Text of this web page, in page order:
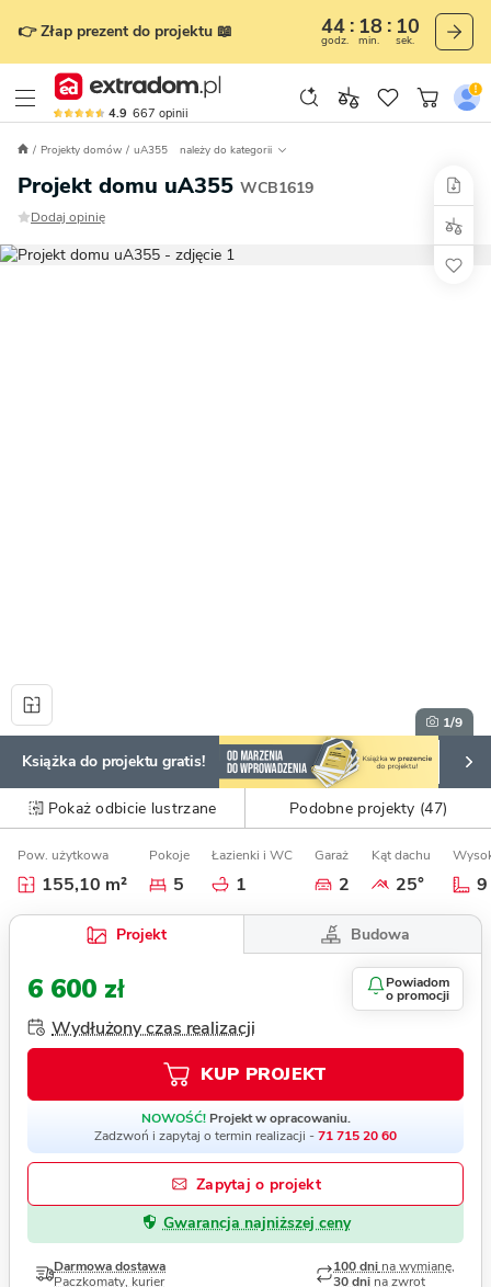
👉 Złap prezent do projektu 📖 44
godz.
18
min.
09
sek.
4.9 667 opinii
Projekty domów uA355 należy do kategorii
Projekt domu uA355 WCB1619
Dodaj opinię
1/9
Książka do projektu gratis!
Pokaż odbicie lustrzane Podobne projekty (47)
Pow. użytkowa
155,10 m²
Pokoje
5
Łazienki i WC
1
Garaż
2
Kąt dachu
25° 9
Projekt Budowa
6 600 zł Powiadom
o promocji
Wydłużony czas realizacji
KUP PROJEKT
NOWOŚĆ!Projekt w opracowaniu.
Zadzwoń i zapytaj o termin realizacji -71 715 20 60
Zapytaj o projekt
Gwarancja najniższej ceny
Darmowa dostawa
Paczkomaty, kurier
100 dni na wymianę,
30 dni na zwrot